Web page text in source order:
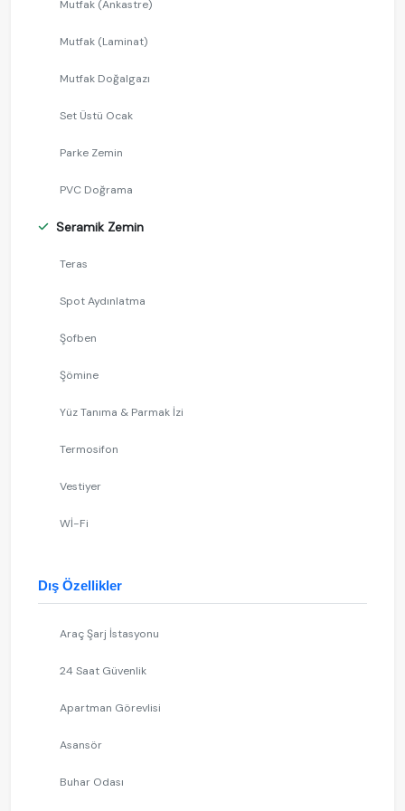
Mutfak (Ankastre)
Mutfak (Laminat)
Mutfak Doğalgazı
Set Üstü Ocak
Parke Zemin
PVC Doğrama
Seramik Zemin
Teras
Spot Aydınlatma
Şofben
Şömine
Yüz Tanıma & Parmak İzi
Termosifon
Vestiyer
Wİ-Fi
Dış Özellikler
Araç Şarj İstasyonu
24 Saat Güvenlik
Apartman Görevlisi
Asansör
Buhar Odası